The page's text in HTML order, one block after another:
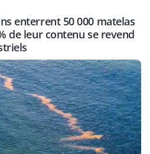
enterrent 50 000 matelas
de leur contenu se revend